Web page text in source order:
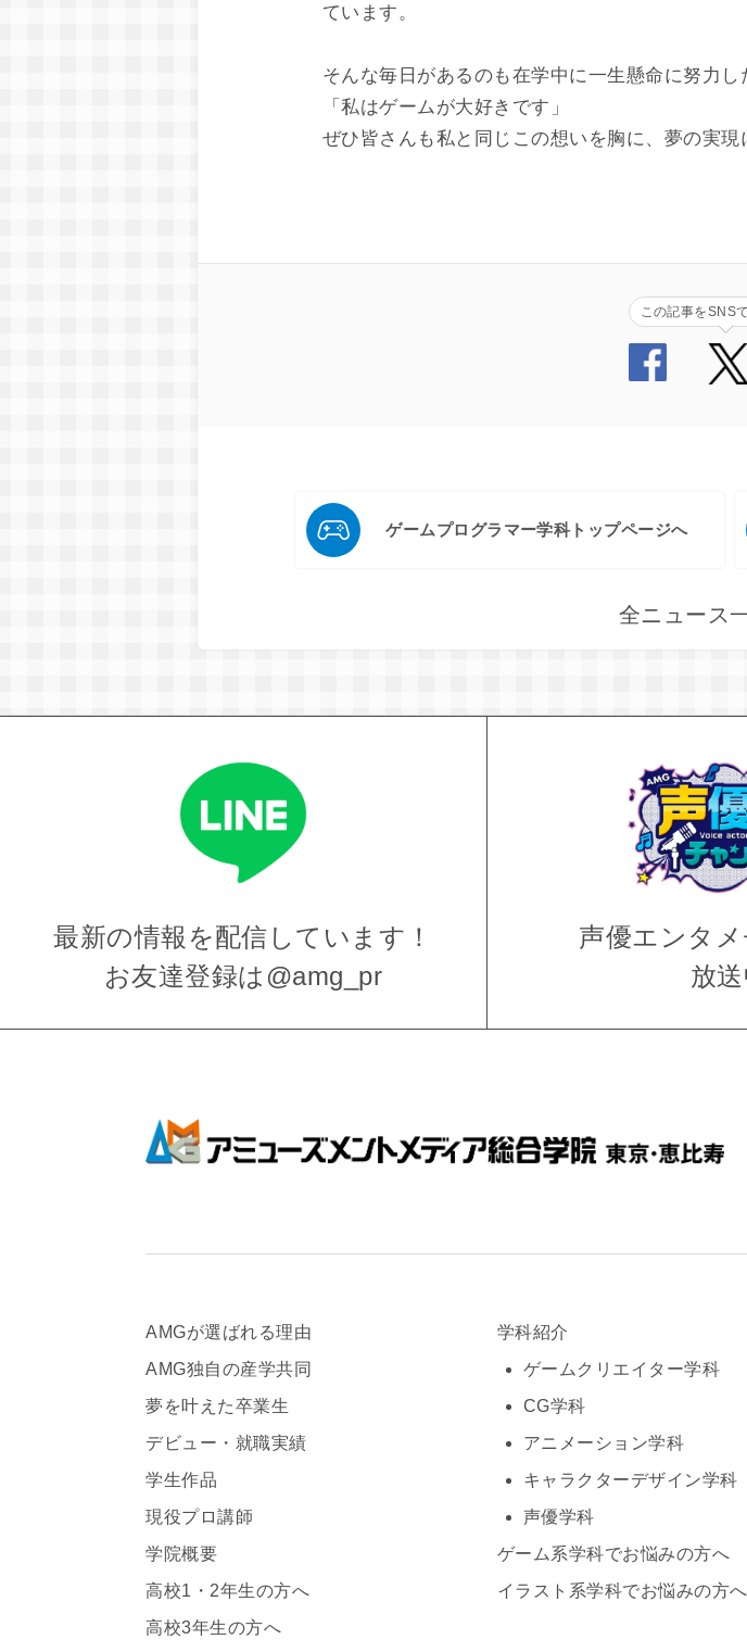
ています。
そんな毎日があるのも在学中に一生懸命に努力し
「私はゲームが大好きです」
ぜひ皆さんも私と同じこの想いを胸に、夢の実現
この記事をSNS
ゲームプログラマー学科トップページへ
全ニュース
最新の情報を配信しています！
お友達登録は @amg_pr
声優エンタメ
放送
AMGが選ばれる理由
AMG独自の産学共同
夢を叶えた卒業生
デビュー・就職実績
学生作品
現役プロ講師
学院概要
高校1・2年生の方へ
高校3年生の方へ
学科紹介
ゲームクリエイター学科
CG学科
アニメーション学科
キャラクターデザイン学科
声優学科
ゲーム系学科でお悩みの方へ
イラスト系学科でお悩みの方へ